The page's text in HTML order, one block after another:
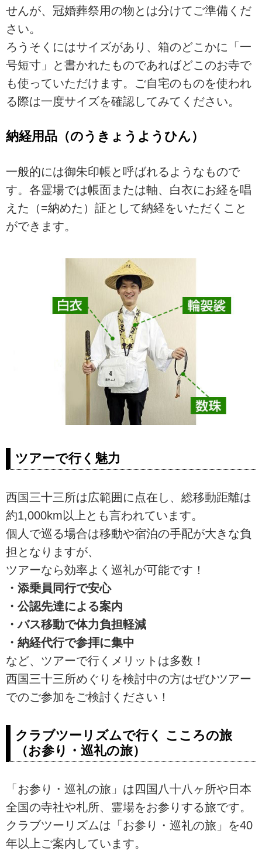
せんが、冠婚葬祭用の物とは分けてご準備くだ
さい。
ろうそくにはサイズがあり、箱のどこかに「一
号短寸」と書かれたものであればどこのお寺で
も使っていただけます。ご自宅のものを使われ
る際は一度サイズを確認してみてください。
納経用品（のうきょうようひん）
一般的には御朱印帳と呼ばれるようなもので
す。各霊場では帳面または軸、白衣にお経を唱
えた（=納めた）証として納経をいただくこと
ができます。
ツアーで行く魅力
西国三十三所は広範囲に点在し、総移動距離は
約1,000km以上とも言われています。
個人で巡る場合は移動や宿泊の手配が大きな負
担となりますが、
ツアーなら効率よく巡礼が可能です！
・添乗員同行で安心
・公認先達による案内
・バス移動で体力負担軽減
・納経代行で参拝に集中
など、ツアーで行くメリットは多数！
西国三十三所めぐりを検討中の方はぜひツアー
でのご参加をご検討ください！
クラブツーリズムで行く こころの旅
（お参り・巡礼の旅）
「お参り・巡礼の旅」は四国八十八ヶ所や日本
全国の寺社や札所、霊場をお参りする旅です。
クラブツーリズムは「お参り・巡礼の旅」を40
年以上ご案内しています。